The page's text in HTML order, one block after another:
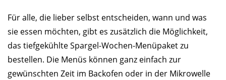
Für alle, die lieber selbst entscheiden, wann und was
sie essen möchten, gibt es zusätzlich die Möglichkeit,
das tiefgekühlte Spargel-Wochen-Menüpaket zu
bestellen. Die Menüs können ganz einfach zur
gewünschten Zeit im Backofen oder in der Mikrowelle